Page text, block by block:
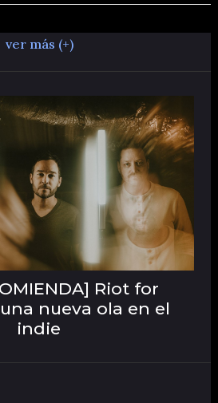
ver más (+)
Riot for
nueva ola en el
indie